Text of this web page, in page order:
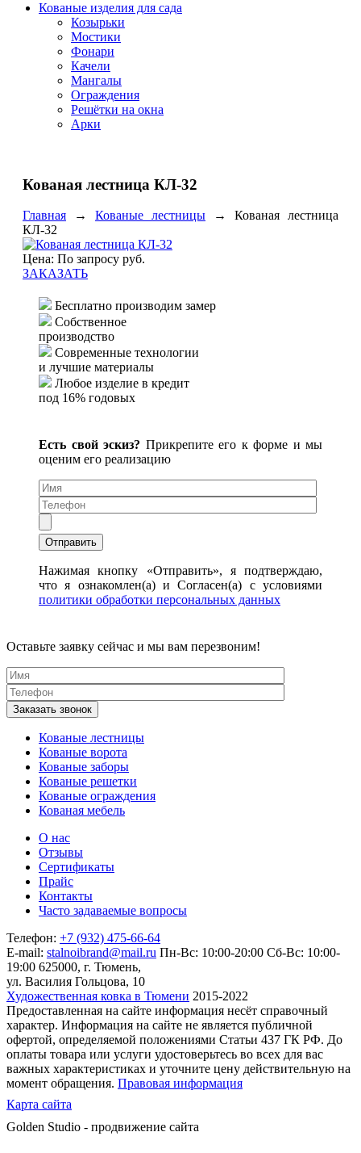
Кованые изделия для сада
Козырьки
Мостики
Фонари
Качели
Мангалы
Ограждения
Решётки на окна
Арки
Кованая лестница КЛ-32
Главная → Кованые лестницы → Кованая лестница
КЛ-32
Цена: По запросу руб.
ЗАКАЗАТЬ
Бесплатно производим замер
Собственное
производство
Современные технологии
и лучшие материалы
Любое изделие в кредит
под 16% годовых
Есть свой эскиз? Прикрепите его к форме и мы
оценим его реализацию
Нажимая кнопку «Отправить», я подтверждаю,
что я ознакомлен(а) и Согласен(а) с условиями
политики обработки персональных данных
Оставьте заявку сейчас и мы вам перезвоним!
Кованые лестницы
Кованые ворота
Кованые заборы
Кованые решетки
Кованые ограждения
Кованая мебель
О нас
Отзывы
Сертификаты
Прайс
Контакты
Часто задаваемые вопросы
Телефон: +7 (932) 475-66-64
E-mail: stalnoibrand@mail.ru Пн-Вс: 10:00-20:00 Сб-Вс: 10:00-
19:00 625000, г. Тюмень,
ул. Василия Гольцова, 10
Художественная ковка в Тюмени 2015-2022
Предоставленная на сайте информация несёт справочный
характер. Информация на сайте не является публичной
офертой, определяемой положениями Статьи 437 ГК РФ. До
оплаты товара или услуги удостоверьтесь во всех для вас
важных характеристиках и уточните цену действительную на
момент обращения. Правовая информация
Карта сайта
Golden Studio - продвижение сайта